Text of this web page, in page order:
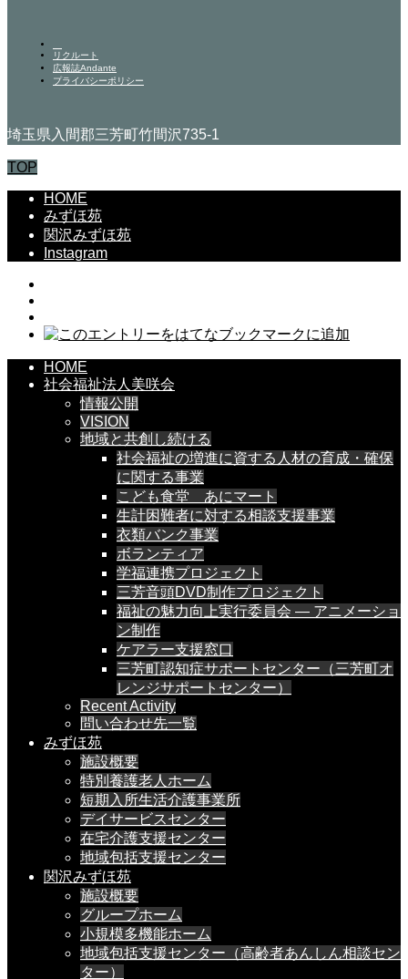
リクルート
広報誌Andante
プライバシーポリシー
埼玉県入間郡三芳町竹間沢735-1
TOP
HOME
みずほ苑
関沢みずほ苑
Instagram
HOME
社会福祉法人美咲会
情報公開
VISION
地域と共創し続ける
社会福祉の増進に資する人材の育成・確保
に関する事業
こども食堂 あにマート
生計困難者に対する相談支援事業
衣類バンク事業
ボランティア
学福連携プロジェクト
三芳音頭DVD制作プロジェクト
福祉の魅力向上実行委員会 — アニメーショ
ン制作
ケアラー支援窓口
三芳町認知症サポートセンター（三芳町オ
レンジサポートセンター）
Recent Activity
問い合わせ先一覧
みずほ苑
施設概要
特別養護老人ホーム
短期入所生活介護事業所
デイサービスセンター
在宅介護支援センター
地域包括支援センター
関沢みずほ苑
施設概要
グループホーム
小規模多機能ホーム
地域包括支援センター（高齢者あんしん相談セン
ター）